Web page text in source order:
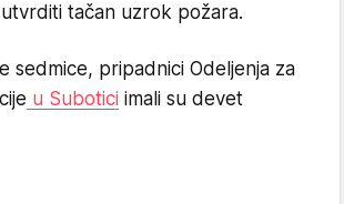
tačan uzrok požara.
sedmice, pripadnici Odeljenja za
u Subotici imali su devet